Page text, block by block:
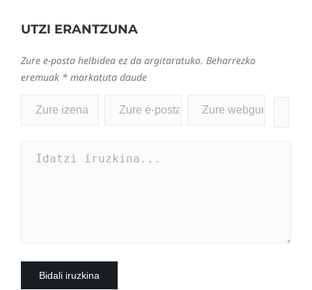
UTZI ERANTZUNA
Zure e-posta helbidea ez da argitaratuko. Beharrezko
eremuak * markatuta daude